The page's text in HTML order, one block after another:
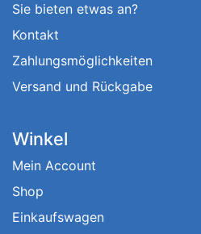
Sie bieten etwas an?
Kontakt
Zahlungsmöglichkeiten
Versand und Rückgabe
Winkel
Mein Account
Shop
Einkaufswagen